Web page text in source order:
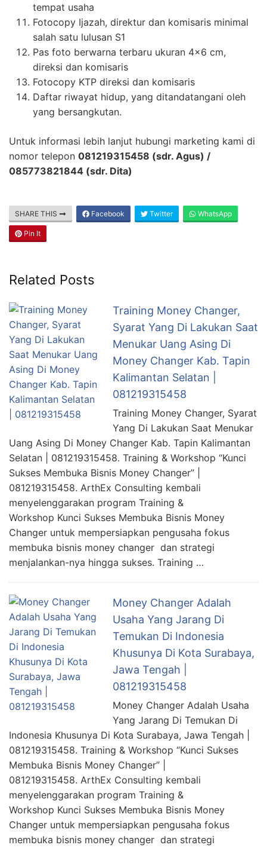
tempat usaha
Fotocopy Ijazah, direktur dan komisaris minimal
salah satu lulusan S1
Pas foto berwarna terbaru ukuran 4×6 cm,
direksi dan komisaris
Fotocopy KTP direksi dan komisaris
Daftar riwayat hidup, yang ditandatangani oleh
yang bersangkutan.
Untuk informasi lebih lanjut hubungi marketing kami di
nomor telepon 081219315458 (sdr. Agus) /
085773821844 (sdr. Dita)
SHARE THIS Facebook Twitter WhatsApp
Pin It
Related Posts
Training Money Changer,
Syarat Yang Di Lakukan Saat
Menukar Uang Asing Di
Money Changer Kab. Tapin
Kalimantan Selatan |
081219315458
Training Money Changer, Syarat
Yang Di Lakukan Saat Menukar
Uang Asing Di Money Changer Kab. Tapin Kalimantan
Selatan | 081219315458. Training & Workshop “Kunci
Sukses Membuka Bisnis Money Changer” |
081219315458. ArthEx Consulting kembali
menyelenggarakan program Training &
Workshop Kunci Sukses Membuka Bisnis Money
Changer untuk mempersiapkan pengusaha fokus
membuka bisnis money changer dan strategi
menjalankan-nya hingga sukses. Training …
Money Changer Adalah
Usaha Yang Jarang Di
Temukan Di Indonesia
Khusunya Di Kota Surabaya,
Jawa Tengah |
081219315458
Money Changer Adalah Usaha
Yang Jarang Di Temukan Di
Indonesia Khusunya Di Kota Surabaya, Jawa Tengah |
081219315458. Training & Workshop “Kunci Sukses
Membuka Bisnis Money Changer” |
081219315458. ArthEx Consulting kembali
menyelenggarakan program Training &
Workshop Kunci Sukses Membuka Bisnis Money
Changer untuk mempersiapkan pengusaha fokus
membuka bisnis money changer dan strategi